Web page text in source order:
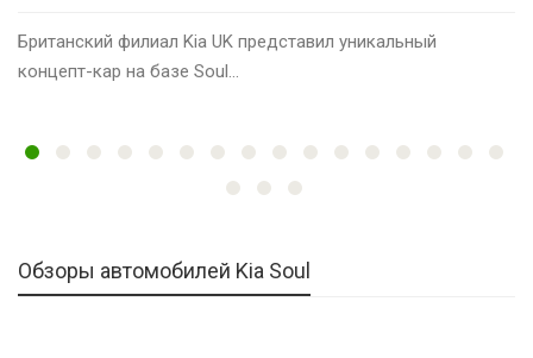
Британский филиал Kia UK представил уникальный
концепт-кар на базе Soul…
Обзоры автомобилей Kia Soul